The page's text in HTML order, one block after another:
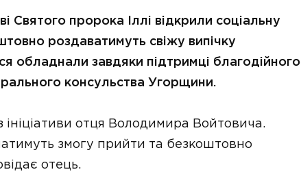
Святого пророка Іллі відкрили соціальну
роздаватимуть свіжу випічку
обладнали завдяки підтримці благодійного
консульства Угорщини.
отця Володимира Войтовича.
змогу прийти та безкоштовно
отець.